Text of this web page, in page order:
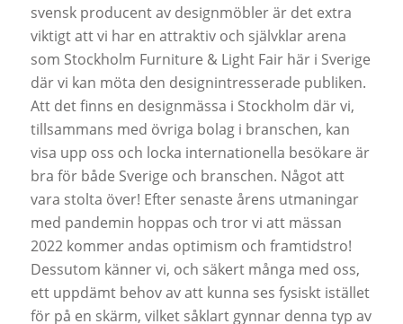
svensk producent av designmöbler är det extra
viktigt att vi har en attraktiv och självklar arena
som Stockholm Furniture & Light Fair här i Sverige
där vi kan möta den designintresserade publiken.
Att det finns en designmässa i Stockholm där vi,
tillsammans med övriga bolag i branschen, kan
visa upp oss och locka internationella besökare är
bra för både Sverige och branschen. Något att
vara stolta över! Efter senaste årens utmaningar
med pandemin hoppas och tror vi att mässan
2022 kommer andas optimism och framtidstro!
Dessutom känner vi, och säkert många med oss,
ett uppdämt behov av att kunna ses fysiskt istället
för på en skärm, vilket såklart gynnar denna typ av